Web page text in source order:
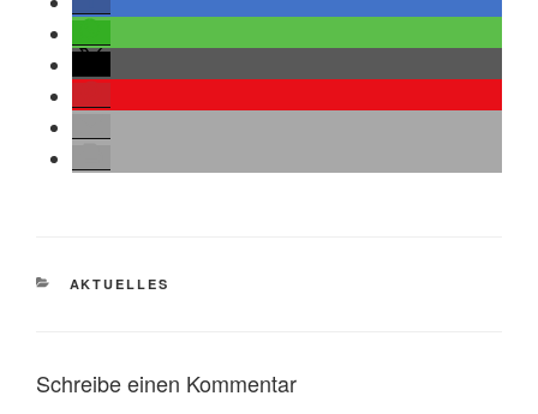
KATEGORIEN
AKTUELLES
Schreibe einen Kommentar